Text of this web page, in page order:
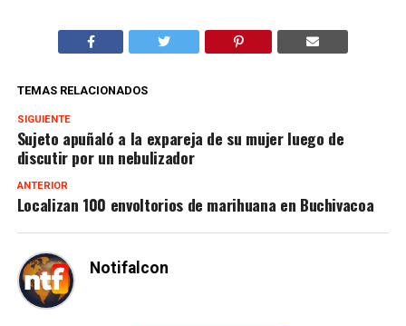
TEMAS RELACIONADOS
SIGUIENTE
Sujeto apuñaló a la expareja de su mujer luego de
discutir por un nebulizador
ANTERIOR
Localizan 100 envoltorios de marihuana en Buchivacoa
Notifalcon